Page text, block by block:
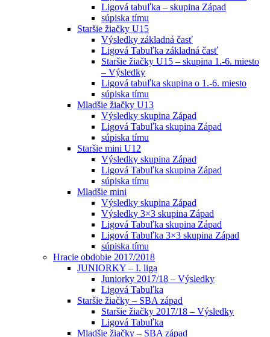
Ligová tabuľka – skupina Západ
súpiska tímu
Staršie žiačky U15
Výsledky základná časť
Ligová Tabuľka základná časť
Staršie žiačky U15 – skupina 1.-6. miesto
– Výsledky
Ligová tabuľka skupina o 1.-6. miesto
súpiska tímu
Mladšie žiačky U13
Výsledky skupina Západ
Ligová Tabuľka skupina Západ
súpiska tímu
Staršie mini U12
Výsledky skupina Západ
Ligová Tabuľka skupina Západ
súpiska tímu
Mladšie mini
Výsledky skupina Západ
Výsledky 3×3 skupina Západ
Ligová Tabuľka skupina Západ
Ligová Tabuľka 3×3 skupina Západ
súpiska tímu
Hracie obdobie 2017/2018
JUNIORKY – I. liga
Juniorky 2017/18 – Výsledky
Ligová Tabuľka
Staršie žiačky – SBA západ
Staršie žiačky 2017/18 – Výsledky
Ligová Tabuľka
Mladšie žiačky – SBA západ